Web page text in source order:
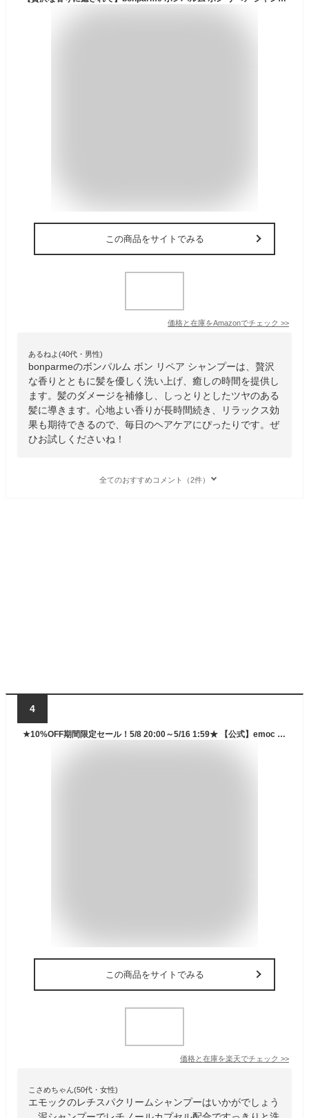
この商品をサイトでみる
価格と在庫をAmazonでチェック >>
あるねよ(40代・男性)
bonparmeのボンパルム ボン リペア シャンプーは、贅沢
な香りとともに髪を優しく洗い上げ、癒しの時間を提供し
ます。髪のダメージを補修し、しっとりとしたツヤのある
髪に導きます。心地よい香りが長時間続き、リラックス効
果も期待できるので、毎日のヘアケアにぴったりです。ぜ
ひお試しくださいね！
全てのおすすめコメント（2件）
4
★10%OFF期間限定セール！5/8 20:00～5/16 1:59★ 【公式】emoc (エモック) レチスパ クリームシャンプー 詰め替え パウチ 泥シャンプー レチノール カプセル配合 オールインワン 1本7役 スクラブ 頭皮 エイジングケア ヘッドスパ 頭皮ケア ノンシリコン 艶髪
この商品をサイトでみる
価格と在庫を楽天でチェック >>
こさめちゃん(50代・女性)
エモックのレチスパクリームシャンプーはいかがでしょう